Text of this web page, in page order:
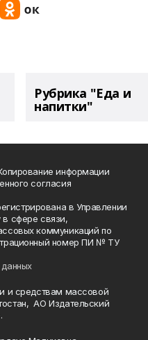
Рубрика "Еда и
напитки"
информации
согласия
в Управлении
сфере связи,
коммуникаций по
номер ПИ № ТУ
и средствам массовой
АО Издательский